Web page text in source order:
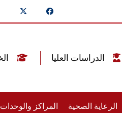
الرعاية الصحية المراكز والوحدات